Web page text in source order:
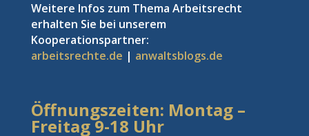
Weitere Infos zum Thema Arbeitsrecht
erhalten Sie bei unserem
Kooperationspartner:
arbeitsrechte.de | anwaltsblogs.de
Öffnungszeiten: Montag –
Freitag9-18 Uhr